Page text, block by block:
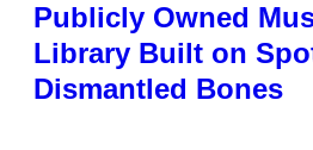
Publicly Owned
Library Built on
Dismantled Bones